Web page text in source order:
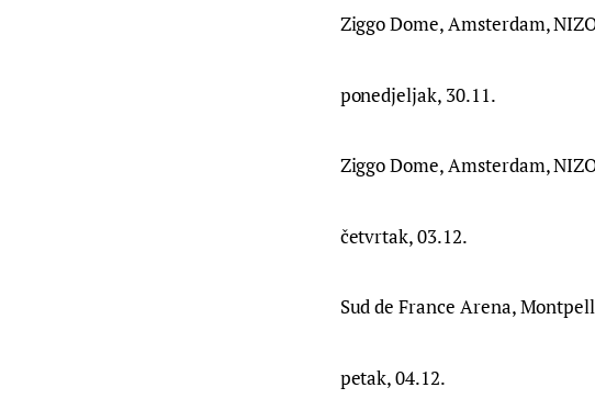
Ziggo Dome, Amsterdam,
ponedjeljak, 30.11.
Ziggo Dome, Amsterdam,
četvrtak, 03.12.
Sud de France Arena,
petak, 04.12.